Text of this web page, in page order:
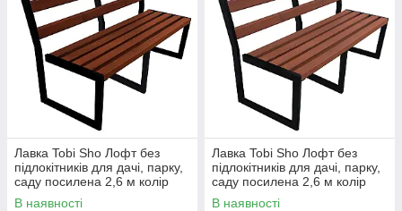
Лавка Tobi Sho Лофт без
підлокітників для дачі, парку,
саду посилена 2,6 м колір
каштан
В наявності
Лавка Tobi Sho Лофт без
підлокітників для дачі, парку,
саду посилена 2,6 м колір
черешня
В наявності